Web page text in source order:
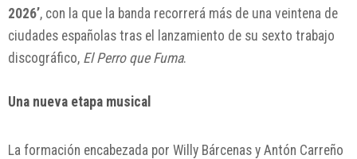
2026’, con la que la banda recorrerá más de una veintena de
ciudades españolas tras el lanzamiento de su sexto trabajo
discográfico, El Perro que Fuma.
Una nueva etapa musical
La formación encabezada por Willy Bárcenas y Antón Carreño